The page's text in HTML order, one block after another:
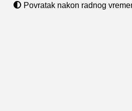
Povratak nakon radnog